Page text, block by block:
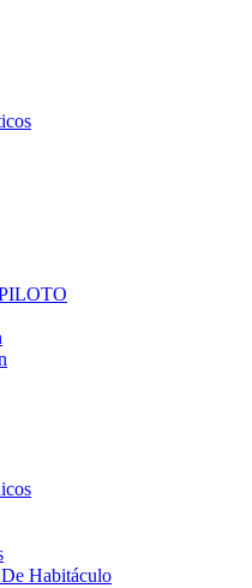
Habitáculo